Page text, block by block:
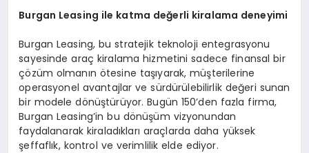
Burgan Leasing ile katma değerli kiralama deneyimi
Burgan Leasing, bu stratejik teknoloji entegrasyonu
sayesinde araç kiralama hizmetini sadece finansal bir
çözüm olmanın ötesine taşıyarak, müşterilerine
operasyonel avantajlar ve sürdürülebilirlik değeri sunan
bir modele dönüştürüyor. Bugün 150’den fazla firma,
Burgan Leasing’in bu dönüşüm vizyonundan
faydalanarak kiraladıkları araçlarda daha yüksek
şeffaflık, kontrol ve verimlilik elde ediyor.